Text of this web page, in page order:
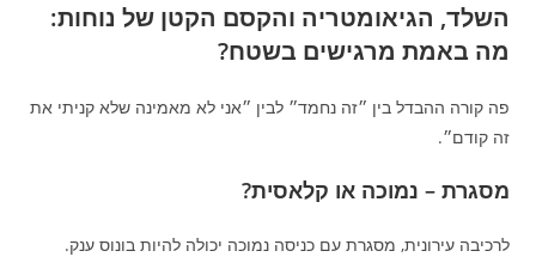
השלד, הגיאומטריה והקסם הקטן של נוחות:
מה באמת מרגישים בשטח?
פה קורה ההבדל בין ״זה נחמד״ לבין ״אני לא מאמינה שלא קניתי את
זה קודם״.
מסגרת – נמוכה או קלאסית?
לרכיבה עירונית, מסגרת עם כניסה נמוכה יכולה להיות בונוס ענק.